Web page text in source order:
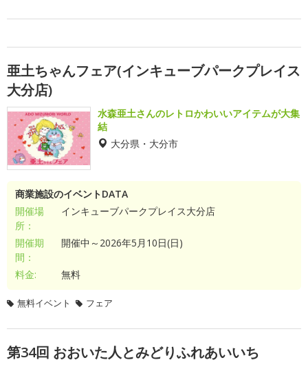
亜土ちゃんフェア(インキューブパークプレイス
大分店)
水森亜土さんのレトロかわいいアイテムが大集
結
大分県・大分市
商業施設のイベントDATA
開催場
所：
インキューブパークプレイス大分店
開催期
間：
開催中～2026年5月10日(日)
料金: 無料
無料イベント フェア
第34回 おおいた人とみどりふれあいいち